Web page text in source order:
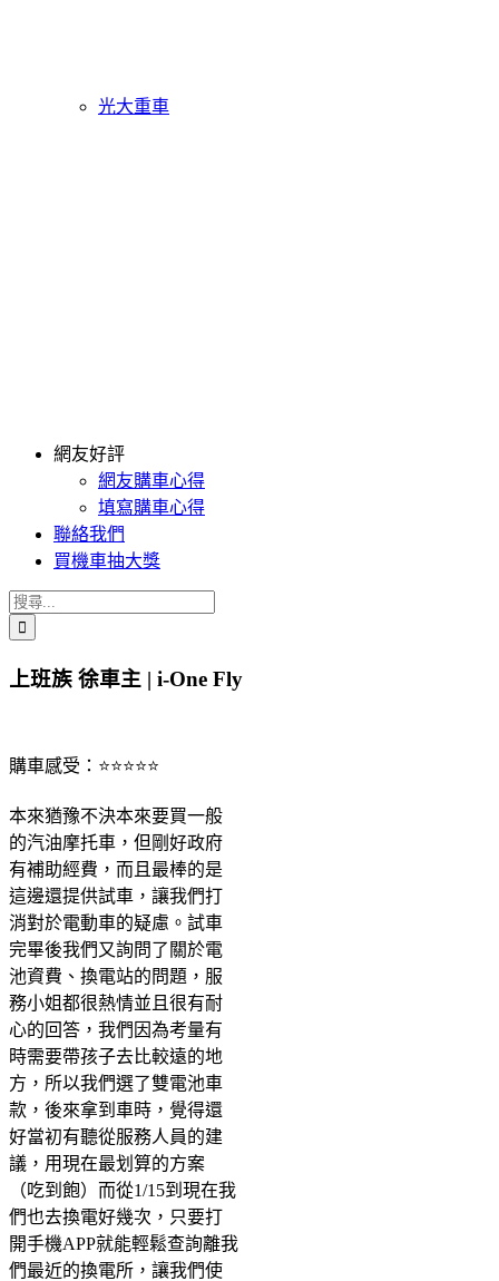
光大重車
網友好評
網友購車心得
填寫購車心得
聯絡我們
買機車抽大獎
搜
索
果：
上班族 徐車主 | i-One Fly
購車感受：⭐⭐⭐⭐⭐
本來猶豫不決本來要買一般
的汽油摩托車，但剛好政府
有補助經費，而且最棒的是
這邊還提供試車，讓我們打
消對於電動車的疑慮。試車
完畢後我們又詢問了關於電
池資費、換電站的問題，服
務小姐都很熱情並且很有耐
心的回答，我們因為考量有
時需要帶孩子去比較遠的地
方，所以我們選了雙電池車
款，後來拿到車時，覺得還
好當初有聽從服務人員的建
議，用現在最划算的方案
（吃到飽）而從1/15到現在我
們也去換電好幾次，只要打
開手機APP就能輕鬆查詢離我
們最近的換電所，讓我們使